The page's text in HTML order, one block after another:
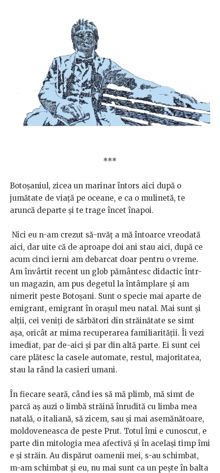
***
Botoșaniul, zicea un marinar întors aici după o
jumătate de viață pe oceane, e ca o mulinetă, te
aruncă departe și te trage încet înapoi.
Nici eu n-am crezut să-nvăț a mă întoarce vreodată
aici, dar uite că de aproape doi ani stau aici, după ce
acum cinci ierni am debarcat doar pentru o vreme.
Am învârtit recent un glob pământesc didactic într-
un magazin, am pus degetul la întâmplare și am
nimerit peste Botoșani. Sunt o specie mai aparte de
emigrant, emigrant în orașul meu natal. Mai sunt și
alții, cei veniți de sărbători din străinătate se simt
așa, oricât ar mima recuperarea familiarității. Îi vezi
imediat, par de-aici și par din altă parte. Ei sunt cei
care plătesc la casele automate, restul, majoritatea,
stau la rând la casieri umani.
În fiecare seară, când ies să mă plimb, mă simt de
parcă aș auzi o limbă străină înrudită cu limba mea
natală, o italiană, să zicem, sau și mai asemănătoare,
moldoveneasca de peste Prut. Totul îmi e cunoscut, e
parte din mitologia mea afectivă și în același timp îmi
e și străin. Au dispărut oamenii mei, s-au schimbat,
m-am schimbat și eu, nu mai sunt ca un pește în balta